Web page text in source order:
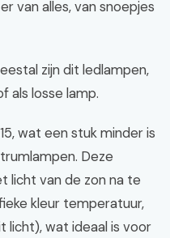
van alles, van snoepjes
zijn dit ledlampen,
als losse lamp.
wat een stuk minder is
Deze
licht van de zon na te
kleur temperatuur,
licht), wat ideaal is voor